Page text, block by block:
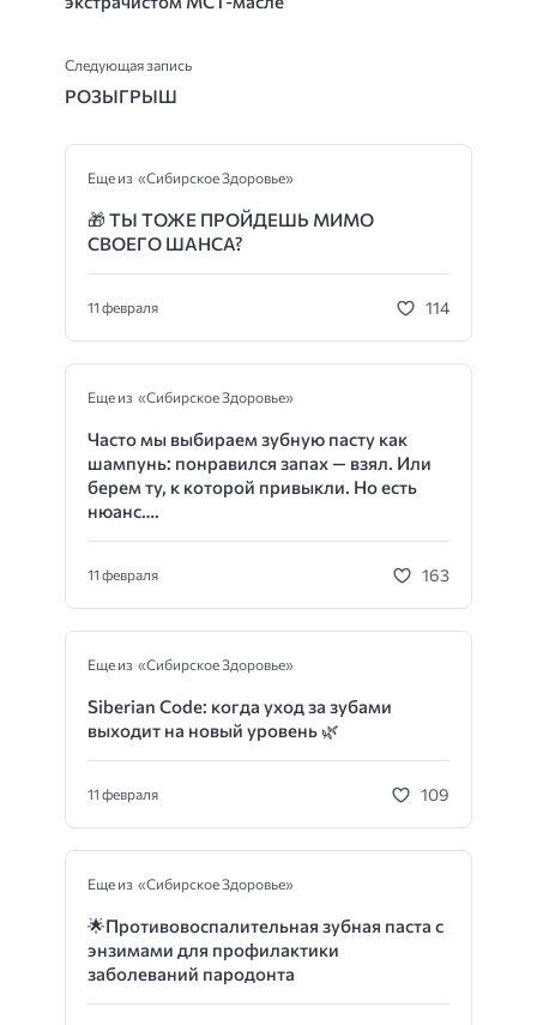
Следующая запись
РОЗЫГРЫШ
Еще из «Сибирское Здоровье»
🎁 ТЫ ТОЖЕ ПРОЙДЕШЬ МИМО
СВОЕГО ШАНСА?
11 февраля 114
Еще из «Сибирское Здоровье»
Часто мы выбираем зубную пасту как
шампунь: понравился запах — взял. Или
берем ту, к которой привыкли. Но есть
нюанс….
11 февраля 163
Еще из «Сибирское Здоровье»
Siberian Code: когда уход за зубами
выходит на новый уровень 🌿
11 февраля 109
Еще из «Сибирское Здоровье»
🌟Противовоспалительная зубная паста с
энзимами для профилактики
заболеваний пародонта